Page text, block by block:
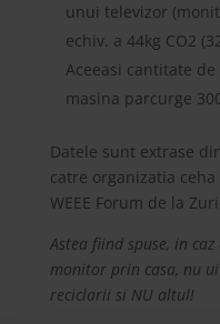
unui televizor
echiv. a 44kg CO2
Aceeasi cantitate
masina parcurge
Datele sunt extrase
catre organizatia
WEEE Forum de la
Astea fiind spuse, in
monitor prin casa, nu
reciclarii si NU altul!